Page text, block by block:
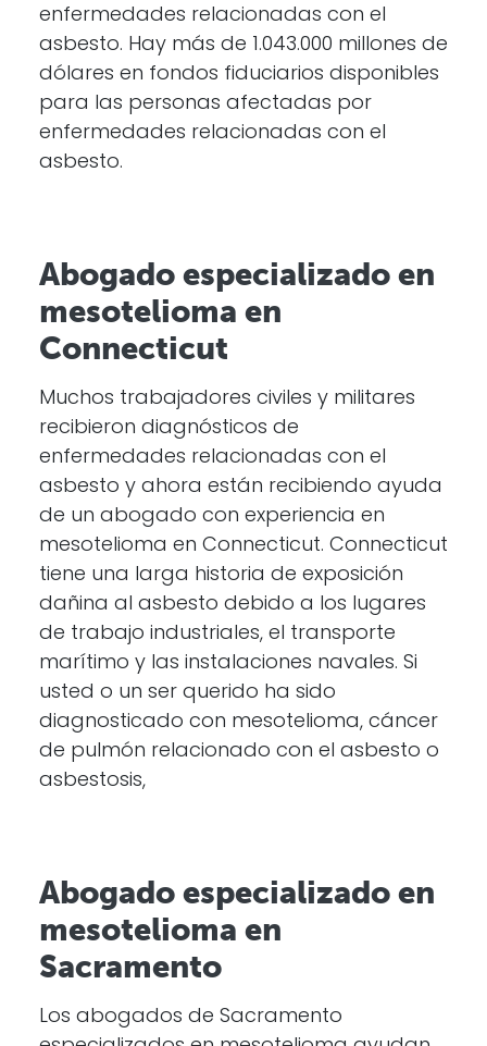
enfermedades relacionadas con el
asbesto. Hay más de 1.043.000 millones de
dólares en fondos fiduciarios disponibles
para las personas afectadas por
enfermedades relacionadas con el
asbesto.
Abogado especializado en
mesotelioma en
Connecticut
Muchos trabajadores civiles y militares
recibieron diagnósticos de
enfermedades relacionadas con el
asbesto y ahora están recibiendo ayuda
de un abogado con experiencia en
mesotelioma en Connecticut. Connecticut
tiene una larga historia de exposición
dañina al asbesto debido a los lugares
de trabajo industriales, el transporte
marítimo y las instalaciones navales. Si
usted o un ser querido ha sido
diagnosticado con mesotelioma, cáncer
de pulmón relacionado con el asbesto o
asbestosis,
Abogado especializado en
mesotelioma en
Sacramento
Los abogados de Sacramento